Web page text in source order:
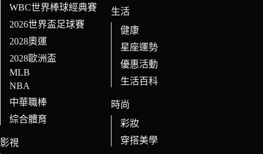
WBC世界棒球經典賽
2026世界盃足球賽
2028奧運
2028歐洲盃
MLB
NBA
中華職棒
綜合體育
影視
生活
健康
星座運勢
優惠活動
生活百科
時尚
彩妝
穿搭美學